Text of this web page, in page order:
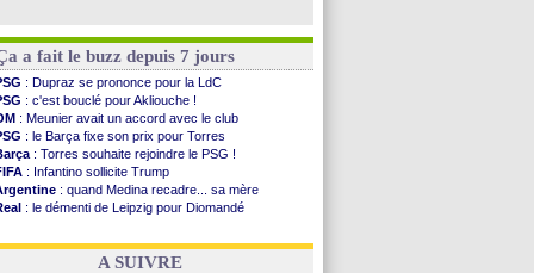
a fait le buzz depuis 7 jours
: Dupraz se prononce pour la LdC
: c'est bouclé pour Akliouche !
: Meunier avait un accord avec le club
: le Barça fixe son prix pour Torres
: Torres souhaite rejoindre le PSG !
: Infantino sollicite Trump
: quand Medina recadre... sa mère
: le démenti de Leipzig pour Diomandé
: le conseiller d'Infantino démissionne !
A SUIVRE